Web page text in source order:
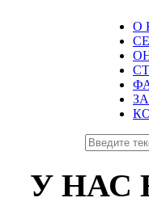
О
У НАС